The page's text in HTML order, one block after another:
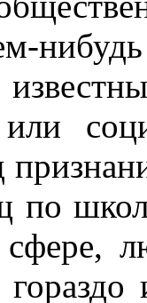
по
сфере,